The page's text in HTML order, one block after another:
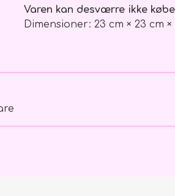
Båredekorationer
Kranse
Kranse
Ballon buket
Varen kan desværre ikke
Dimensioner: 23 cm × 23 cm ×